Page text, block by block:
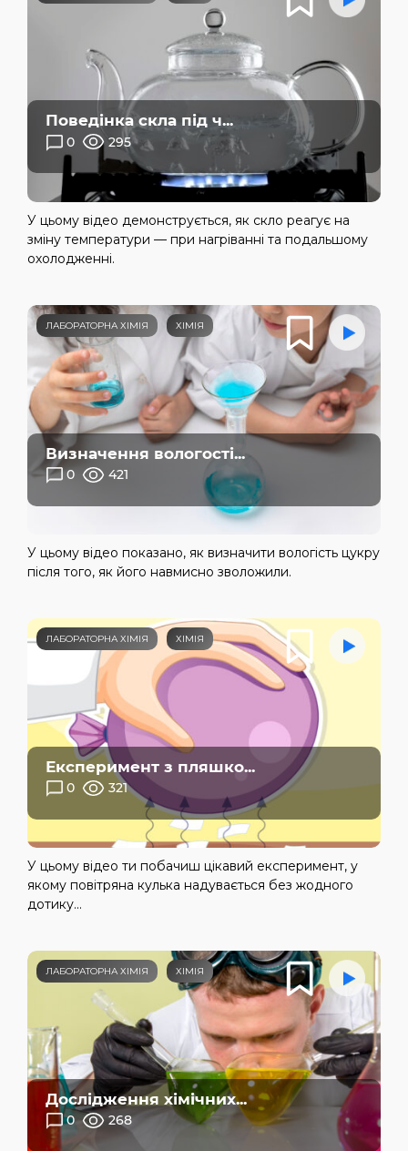
Поведінка скла під ч...
0 295
У цьому відео демонструється, як скло реагує на
зміну температури — при нагріванні та подальшому
охолодженні.
ЛАБОРАТОРНА ХІМІЯ ХІМІЯ
Визначення вологості...
0 421
У цьому відео показано, як визначити вологість цукру
після того, як його навмисно зволожили.
ЛАБОРАТОРНА ХІМІЯ ХІМІЯ
Експеримент з пляшко...
0 321
У цьому відео ти побачиш цікавий експеримент, у
якому повітряна кулька надувається без жодного
дотику...
ЛАБОРАТОРНА ХІМІЯ ХІМІЯ
Дослідження хімічних...
0 268